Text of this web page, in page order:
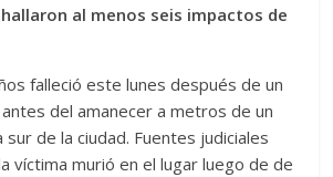
al menos seis impactos de
falleció este lunes después de un
del amanecer a metros de un
sur de la ciudad. Fuentes judiciales
víctima murió en el lugar luego de de